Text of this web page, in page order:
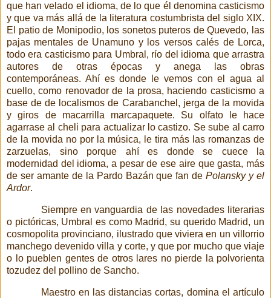
que han velado el idioma, de lo que él denomina casticismo
y que va más allá de la literatura costumbrista del siglo XIX.
El patio de Monipodio, los sonetos puteros de Quevedo, las
pajas mentales de Unamuno y los versos calés de Lorca,
todo era casticismo para Umbral, río del idioma que arrastra
autores de otras épocas y anega las obras
contemporáneas. Ahí es donde le vemos con el agua al
cuello, como renovador de la prosa, haciendo casticismo a
base de de localismos de Carabanchel, jerga de la movida
y giros de macarrilla marcapaquete. Su olfato le hace
agarrase al cheli para actualizar lo castizo. Se sube al carro
de la movida no por la música, le tira más las romanzas de
zarzuelas, sino porque ahí es donde se cuece la
modernidad del idioma, a pesar de ese aire que gasta, más
de ser amante de la Pardo Bazán que fan dePolansky y el
Ardor.
Siempre en vanguardia de las novedades literarias
o pictóricas, Umbral es como Madrid, su querido Madrid, un
cosmopolita provinciano, ilustrado que viviera en un villorrio
manchego devenido villa y corte, y que por mucho que viaje
o lo pueblen gentes de otros lares no pierde la polvorienta
tozudez del pollino de Sancho.
Maestro en las distancias cortas, domina el artículo